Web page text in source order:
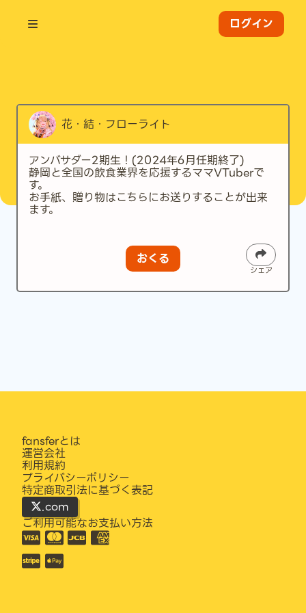
ログイン
花・結・フローライト
アンバサダー2期生！(2024年6月任期終了)
静岡と全国の飲食業界を応援するママVTuberで
す。
お手紙、贈り物はこちらにお送りすることが出来
ます。
おくる
シェア
fansferとは
運営会社
利用規約
プライバシーポリシー
特定商取引法に基づく表記
.com
ご利用可能なお支払い方法